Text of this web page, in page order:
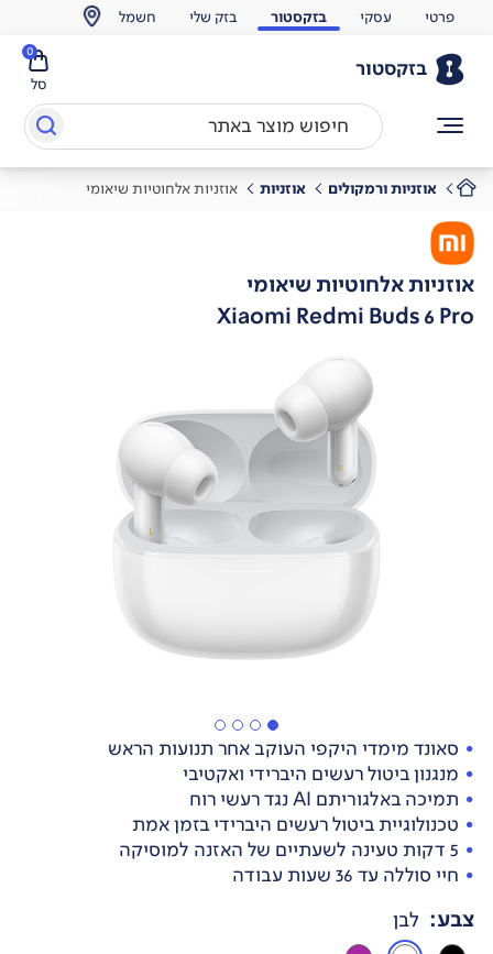
פרטי עסקי בזקסטור בזק שלי חשמל
בזקסטור
סל
0
אוזניות ורמקולים אוזניות אוזניות אלחוטיות שיאומי
אוזניות אלחוטיות שיאומי
Xiaomi Redmi Buds 6 Pro
סאונד מימדי היקפי העוקב אחר תנועות הראש
מנגנון ביטול רעשים היברידי ואקטיבי
תמיכה באלגוריתם AI נגד רעשי רוח
טכנולוגיית ביטול רעשים היברידי בזמן אמת
5 דקות טעינה לשעתיים של האזנה למוסיקה
חיי סוללה עד 36 שעות עבודה
צבע: לבן